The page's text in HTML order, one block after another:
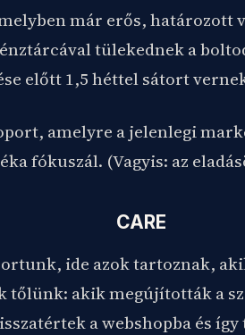
már erős, határozott
tülekednek a
előtt 1,5 héttel sátort
amelyre a jelenlegi
fókuszál. (Vagyis: az
CARE
ide azok tartoznak,
tőlünk: akik megújították a
a webshopba és